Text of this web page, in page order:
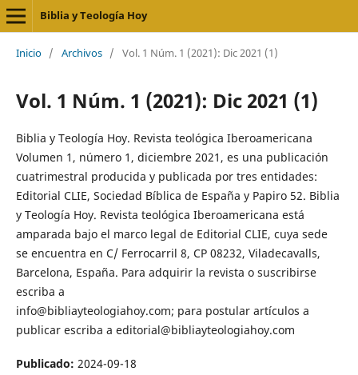
Biblia y Teología Hoy
Inicio / Archivos / Vol. 1 Núm. 1 (2021): Dic 2021 (1)
Vol. 1 Núm. 1 (2021): Dic 2021 (1)
Biblia y Teología Hoy. Revista teológica Iberoamericana
Volumen 1, número 1, diciembre 2021, es una publicación
cuatrimestral producida y publicada por tres entidades:
Editorial CLIE, Sociedad Bíblica de España y Papiro 52. Biblia
y Teología Hoy. Revista teológica Iberoamericana está
amparada bajo el marco legal de Editorial CLIE, cuya sede
se encuentra en C/ Ferrocarril 8, CP 08232, Viladecavalls,
Barcelona, España. Para adquirir la revista o suscribirse
escriba a
info@bibliayteologiahoy.com; para postular artículos a
publicar escriba a editorial@bibliayteologiahoy.com
Publicado: 2024-09-18